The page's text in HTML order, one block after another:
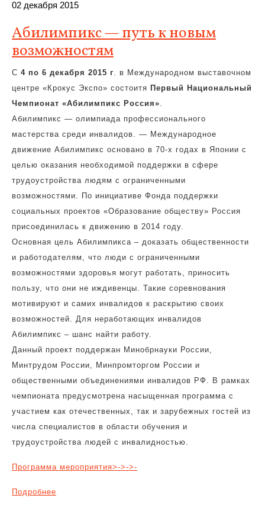
02 декабря 2015
Абилимпикс — путь к новым
возможностям
С 4 по 6 декабря 2015 г. в Международном выставочном
центре «Крокус Экспо» состоитя Первый Национальный
Чемпионат «Абилимпикс Россия».
Абилимпикс — олимпиада профессионального
мастерства среди инвалидов. — Международное
движение Абилимпикс основано в 70-х годах в Японии с
целью оказания необходимой поддержки в сфере
трудоустройства людям с ограниченными
возможностями. По инициативе Фонда поддержки
социальных проектов «Образование обществу» Россия
присоединилась к движению в 2014 году.
Основная цель Абилимпикса – доказать общественности
и работодателям, что люди с ограниченными
возможностями здоровья могут работать, приносить
пользу, что они не иждивенцы. Такие соревнования
мотивируют и самих инвалидов к раскрытию своих
возможностей. Для неработающих инвалидов
Абилимпикс – шанс найти работу.
Данный проект поддержан Минобрнауки России,
Минтрудом России, Минпромторгом России и
общественными объединениями инвалидов РФ. В рамках
чемпионата предусмотрена насыщенная программа с
участием как отечественных, так и зарубежных гостей из
числа специалистов в области обучения и
трудоустройства людей с инвалидностью.
Программа мероприятия>->->-
Подробнее